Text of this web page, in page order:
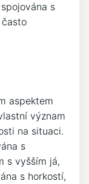
s
aspektem
význam
na situaci.
s
s vyšším já,
s horkostí,